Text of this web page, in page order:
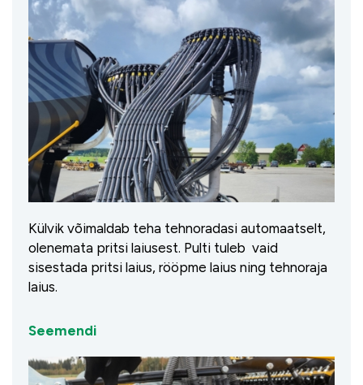
Külvik võimaldab teha tehnoradasi automaatselt,
olenemata pritsi laiusest. Pulti tuleb vaid
sisestada pritsi laius, rööpme laius ning tehnoraja
laius.
Seemendi